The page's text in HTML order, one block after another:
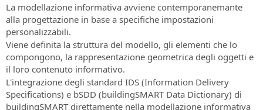
La modellazione informativa avviene contemporanemante
alla progettazione in base a specifiche impostazioni
personalizzabili.
Viene definita la struttura del modello, gli elementi che lo
compongono, la rappresentazione geometrica degli oggetti e
il loro contenuto informativo.
L'integrazione degli standard IDS (Information Delivery
Specifications) e bSDD (buildingSMART Data Dictionary) di
buildingSMART direttamente nella modellazione informativa